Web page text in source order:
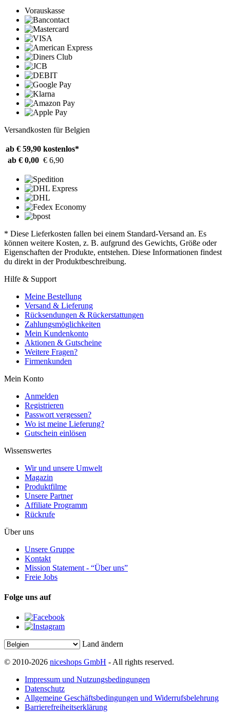
Vorauskasse
Versandkosten für Belgien
ab € 59,90 kostenlos*
ab € 0,00 € 6,90
* Diese Lieferkosten fallen bei einem Standard-Versand an. Es
können weitere Kosten, z. B. aufgrund des Gewichts, Größe oder
Eigenschaften der Produkte, entstehen. Diese Informationen findest
du direkt in der Produktbeschreibung.
Hilfe & Support
Meine Bestellung
Versand & Lieferung
Rücksendungen & Rückerstattungen
Zahlungsmöglichkeiten
Mein Kundenkonto
Aktionen & Gutscheine
Weitere Fragen?
Firmenkunden
Mein Konto
Anmelden
Registrieren
Passwort vergessen?
Wo ist meine Lieferung?
Gutschein einlösen
Wissenswertes
Wir und unsere Umwelt
Magazin
Produktfilme
Unsere Partner
Affiliate Programm
Rückrufe
Über uns
Unsere Gruppe
Kontakt
Mission Statement - “Über uns”
Freie Jobs
Folge uns auf
Land ändern
© 2010-2026 niceshops GmbH - All rights reserved.
Impressum und Nutzungsbedingungen
Datenschutz
Allgemeine Geschäftsbedingungen und Widerrufsbelehrung
Barrierefreiheitserklärung